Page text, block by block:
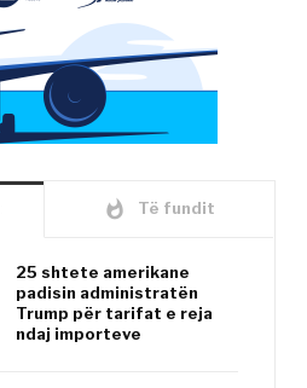
whatshot Të fundit
25 shtete amerikane
padisin administratën
Trump për tarifat e reja
ndaj importeve